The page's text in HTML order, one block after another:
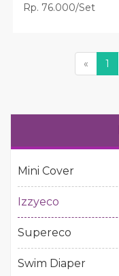
Rp. 76.000/Set
« 1
Mini Cover
Izzyeco
Supereco
Swim Diaper